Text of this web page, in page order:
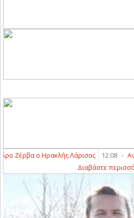
ο Ηρακλής Λάρισας 12:08 -
Διαβάστε